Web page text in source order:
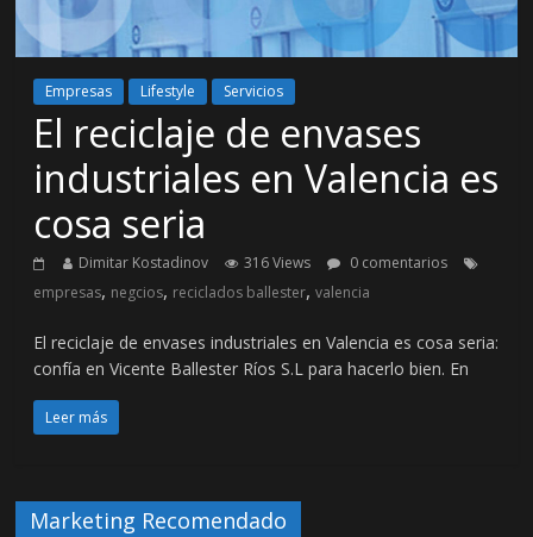
Empresas Lifestyle Servicios
El reciclaje de envases
industriales en Valencia es
cosa seria
Dimitar Kostadinov 316 Views
0 comentarios
empresas, negcios, reciclados ballester,valencia
El reciclaje de envases industriales en Valencia es cosa seria:
confía en Vicente Ballester Ríos S.L para hacerlo bien. En
Leer más
Marketing Recomendado